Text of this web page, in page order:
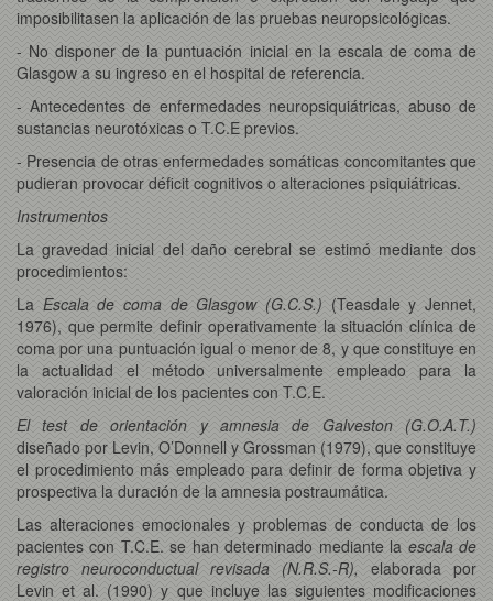
imposibilitasen la aplicación de las pruebas neuropsicológicas.
- No disponer de la puntuación inicial en la escala de coma de
Glasgow a su ingreso en el hospital de referencia.
- Antecedentes de enfermedades neuropsiquiátricas, abuso de
sustancias neurotóxicas o T.C.E previos.
- Presencia de otras enfermedades somáticas concomitantes que
pudieran provocar déficit cognitivos o alteraciones psiquiátricas.
Instrumentos
La gravedad inicial del daño cerebral se estimó mediante dos
procedimientos:
La Escala de coma de Glasgow (G.C.S.) (Teasdale y Jennet,
1976), que permite definir operativamente la situación clínica de
coma por una puntuación igual o menor de 8, y que constituye en
la actualidad el método universalmente empleado para la
valoración inicial de los pacientes con T.C.E.
El test de orientación y amnesia de Galveston (G.O.A.T.)
diseñado por Levin, O’Donnell y Grossman (1979), que constituye
el procedimiento más empleado para definir de forma objetiva y
prospectiva la duración de la amnesia postraumática.
Las alteraciones emocionales y problemas de conducta de los
pacientes con T.C.E. se han determinado mediante la escala de
registro neuroconductual revisada (N.R.S.-R), elaborada por
Levin et al. (1990) y que incluye las siguientes modificaciones